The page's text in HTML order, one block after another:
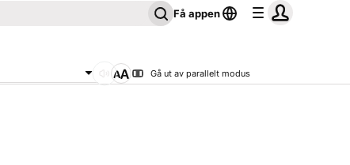
Få appen
Gå ut av parallelt modus